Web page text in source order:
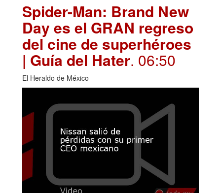
Spider-Man: Brand New
Day es el GRAN regreso
del cine de superhéroes
| Guía del Hater. 06:50
El Heraldo de México